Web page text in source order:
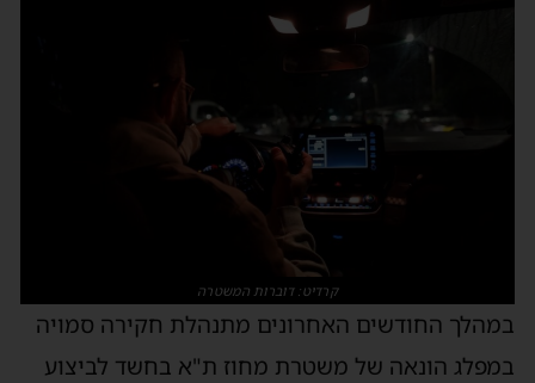
קרדיט: דוברות המשטרה
במהלך החודשים האחרונים מתנהלת חקירה סמויה
במפלג הונאה של משטרת מחוז ת"א בחשד לביצוע